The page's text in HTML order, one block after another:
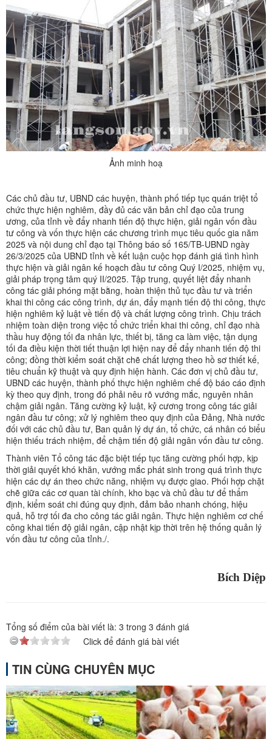
Ảnh minh hoạ
Các chủ đầu tư, UBND các huyện, thành phố tiếp tục quán triệt tổ
chức thực hiện nghiêm, đầy đủ các văn bản chỉ đạo của trung
ương, của tỉnh về đẩy nhanh tiến độ thực hiện, giải ngân vốn đầu
tư công và vốn thực hiện các chương trình mục tiêu quốc gia năm
2025 và nội dung chỉ đạo tại Thông báo số 165/TB-UBND ngày
26/3/2025 của UBND tỉnh về kết luận cuộc họp đánh giá tình hình
thực hiện và giải ngân kế hoạch đầu tư công Quý I/2025, nhiệm vụ,
giải pháp trọng tâm quý II/2025. Tập trung, quyết liệt đẩy nhanh
công tác giải phóng mặt bằng, hoàn thiện thủ tục đầu tư và triển
khai thi công các công trình, dự án, đẩy mạnh tiến độ thi công, thực
hiện nghiêm kỷ luật về tiến độ và chất lượng công trình. Chịu trách
nhiệm toàn diện trong việc tổ chức triển khai thi công, chỉ đạo nhà
thầu huy động tối đa nhân lực, thiết bị, tăng ca làm việc, tận dụng
tối đa điều kiện thời tiết thuận lợi hiện nay để đẩy nhanh tiến độ thi
công; đồng thời kiểm soát chặt chẽ chất lượng theo hồ sơ thiết kế,
tiêu chuẩn kỹ thuật và quy định hiện hành. Các đơn vị chủ đầu tư,
UBND các huyện, thành phố thực hiện nghiêm chế độ báo cáo định
kỳ theo quy định, trong đó phải nêu rõ vướng mắc, nguyên nhân
chậm giải ngân. Tăng cường kỷ luật, kỷ cương trong công tác giải
ngân đầu tư công; xử lý nghiêm theo quy định của Đảng, Nhà nước
đối với các chủ đầu tư, Ban quản lý dự án, tổ chức, cá nhân có biểu
hiện thiếu trách nhiệm, để chậm tiến độ giải ngân vốn đầu tư công.
Thành viên Tổ công tác đặc biệt tiếp tục tăng cường phối hợp, kịp
thời giải quyết khó khăn, vướng mắc phát sinh trong quá trình thực
hiện các dự án theo chức năng, nhiệm vụ được giao. Phối hợp chặt
chẽ giữa các cơ quan tài chính, kho bạc và chủ đầu tư để thẩm
định, kiểm soát chi đúng quy định, đảm bảo nhanh chóng, hiệu
quả, hỗ trợ tối đa cho công tác giải ngân. Thực hiện nghiêm cơ chế
công khai tiến độ giải ngân, cập nhật kịp thời trên hệ thống quản lý
vốn đầu tư công của tỉnh./.
Bích Diệp
Tổng số điểm của bài viết là: 3 trong 3 đánh giá
Click để đánh giá bài viết
TIN CÙNG CHUYÊN MỤC